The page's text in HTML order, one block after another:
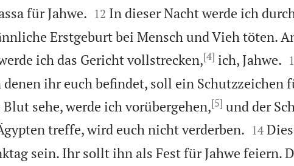
für Jahwe.
12 In dieser Nacht werde ich
Erstgeburt bei Mensch und Vieh töten.
ich das Gericht vollstrecken,[4] ich, Jahwe.
denen ihr euch befindet, soll ein Schutzzeichen
sehe, werde ich vorübergehen,[5] und der
treffe, wird euch nicht verderben.
14
sein. Ihr sollt ihn als Fest für Jahwe feiern.